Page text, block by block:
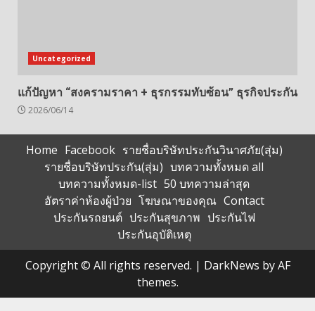
Uncategorized
แก้ปัญหา “สงครามราคา + ธุรกรรมทับซ้อน” ธุรกิจประกัน
2026/06/14
Home Facebook รายชื่อบริษัทประกันวินาศภัย(สุ่ม)
รายชื่อบริษัทประกัน(สุ่ม) บทความทั้งหมด all
บทความทั้งหมด-list 50 บทความล่าสุด
อัตราค่าห้องผู้ป่วย โฆษณาของคุณ Contact
ประกันรถยนต์ ประกันสุขภาพ ประกันไฟ
ประกันอุบัติเหตุ
Copyright © All rights reserved. | DarkNews by AF
themes.